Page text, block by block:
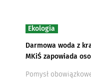
Ekologia
Darmowa woda z
MKiŚ zapowiada
Pomysł